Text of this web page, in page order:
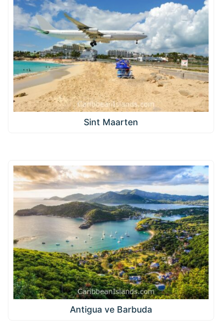
Sint Maarten
Antigua ve Barbuda